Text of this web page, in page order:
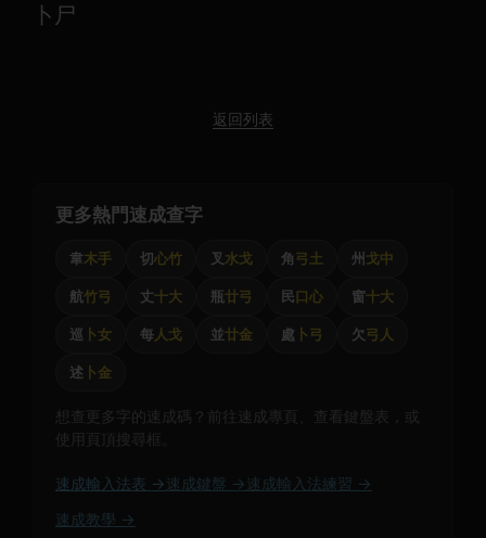
卜尸
返回列表
更多熱門速成查字
韋木手 切心竹 叉 水戈 角弓土 州 戈中
航竹弓 丈十大 瓶廿弓 民口心 窗十大
巡 卜女 每人戈 並廿金 處 卜弓 欠弓人
述 卜金
想查更多字的速成碼？前往速成專頁、查看鍵盤表，或
使用頁頂搜尋框。
速成輸入法表 → 速成鍵盤 → 速成輸入法練習 →
速成教學 →